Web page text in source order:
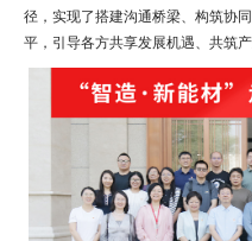
径，实现了搭建沟通桥梁、构筑协
平，引导各方共享发展机遇、共筑